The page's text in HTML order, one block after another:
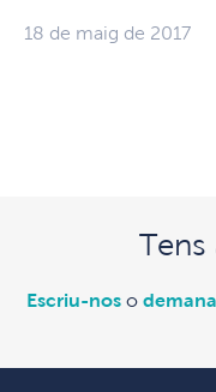
18 de maig de 2017
Tens
Escriu-noso